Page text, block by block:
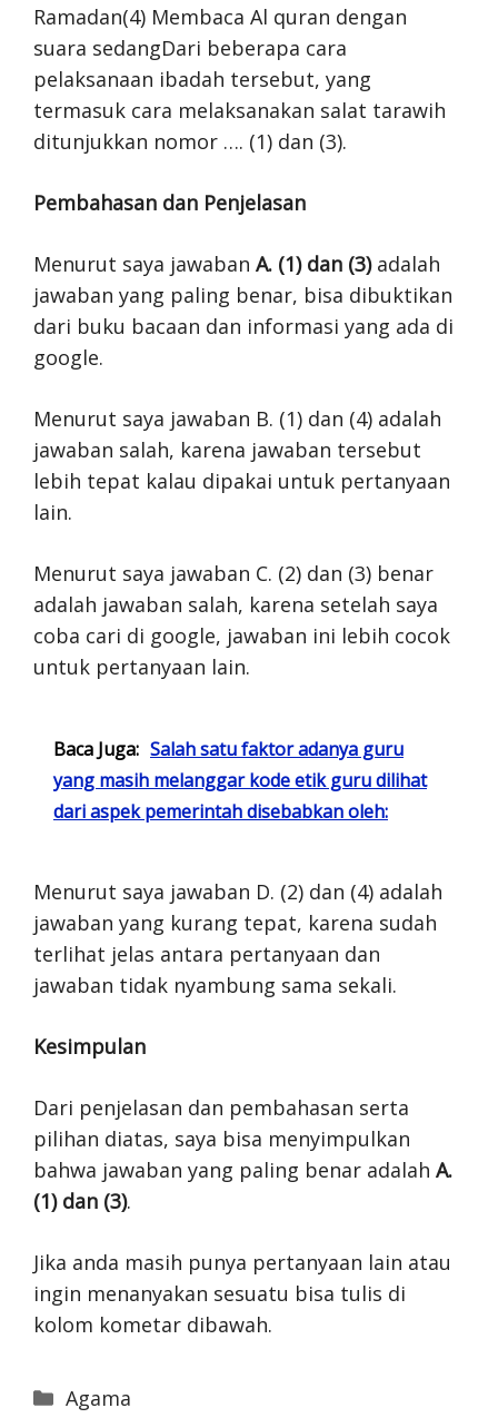
Ramadan(4) Membaca Al quran dengan
suara sedangDari beberapa cara
pelaksanaan ibadah tersebut, yang
termasuk cara melaksanakan salat tarawih
ditunjukkan nomor …. (1) dan (3).
Pembahasan dan Penjelasan
Menurut saya jawaban A. (1) dan (3)adalah
jawaban yang paling benar, bisa dibuktikan
dari buku bacaan dan informasi yang ada di
google.
Menurut saya jawaban B. (1) dan (4) adalah
jawaban salah, karena jawaban tersebut
lebih tepat kalau dipakai untuk pertanyaan
lain.
Menurut saya jawaban C. (2) dan (3) benar
adalah jawaban salah, karena setelah saya
coba cari di google, jawaban ini lebih cocok
untuk pertanyaan lain.
Baca Juga: Salah satu faktor adanya guru
yang masih melanggar kode etik guru dilihat
dari aspek pemerintah disebabkan oleh:
Menurut saya jawaban D. (2) dan (4) adalah
jawaban yang kurang tepat, karena sudah
terlihat jelas antara pertanyaan dan
jawaban tidak nyambung sama sekali.
Kesimpulan
Dari penjelasan dan pembahasan serta
pilihan diatas, saya bisa menyimpulkan
bahwa jawaban yang paling benar adalah A.
(1) dan (3).
Jika anda masih punya pertanyaan lain atau
ingin menanyakan sesuatu bisa tulis di
kolom kometar dibawah.
Categories
Agama